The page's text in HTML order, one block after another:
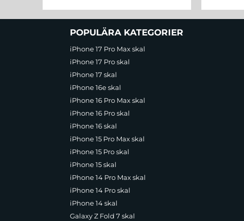
och länkarPOPULÄRA KATEGORIER
iPhone 17 Pro Max skal
iPhone 17 Pro skal
iPhone 17 skal
iPhone 16e skal
iPhone 16 Pro Max skal
iPhone 16 Pro skal
iPhone 16 skal
iPhone 15 Pro Max skal
iPhone 15 Pro skal
iPhone 15 skal
iPhone 14 Pro Max skal
iPhone 14 Pro skal
iPhone 14 skal
Galaxy Z Fold 7 skal